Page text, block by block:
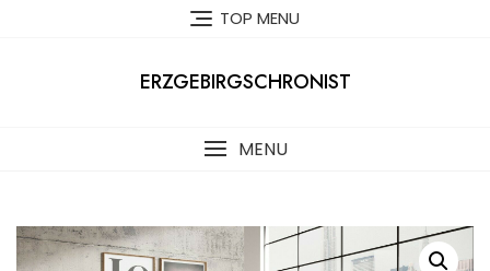
TOP MENU
ERZGEBIRGSCHRONIST
MENU